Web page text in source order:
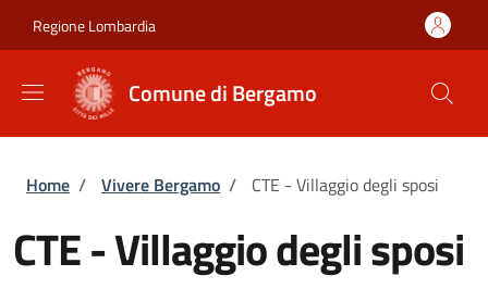
Regione Lombardia
Comune di Bergamo
Briciole di pane
Home / Vivere Bergamo / CTE - Villaggio degli sposi
CTE - Villaggio degli sposi